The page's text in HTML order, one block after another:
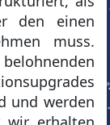
den einen
muss.
und werden